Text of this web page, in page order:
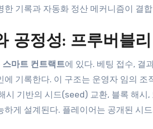
한 기록과 자동화 정산 메커니즘이 결
공정성: 프루버블
스마트 컨트랙트에 있다. 베팅 접수, 결
기록한다. 이 구조는 운영자 임의 조
시 기반의 시드(seed) 교환, 블록 해시,
하게 설계된다. 플레이어는 공개된 시